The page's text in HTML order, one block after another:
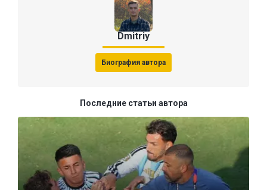
Dmitriy
Биография автора
Последние статьи автора